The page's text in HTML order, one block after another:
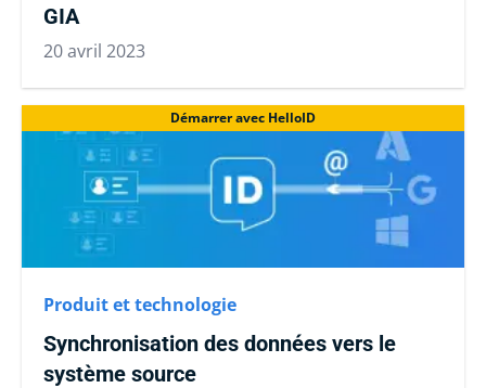
GIA
20 avril 2023
Démarrer avec HelloID
Produit et technologie
Synchronisation des données vers le
système source